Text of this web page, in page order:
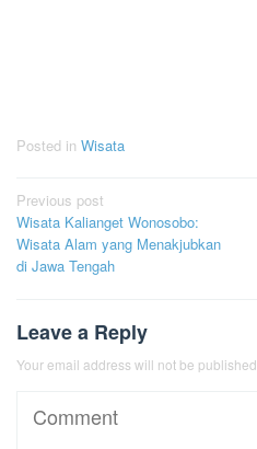
Posted in Wisata
Post
navigation
Previous post
Wisata Kalianget Wonosobo:
Wisata Alam yang Menakjubkan
di Jawa Tengah
Leave a Reply
Your email address will not be published.